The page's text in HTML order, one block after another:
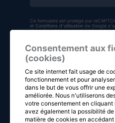
Ce formulaire est protégé par
et Conditions d'utilisation de Google
de ce formulaire vous consentez à
Consentement aux
(cookies)
Ce site internet fait usage de
fonctionnement et pour
dans le but de vous offrir une
améliorée. Nous n'utiliserons
votre consentement en cliquant
avez également la possibilité
matière de cookies en